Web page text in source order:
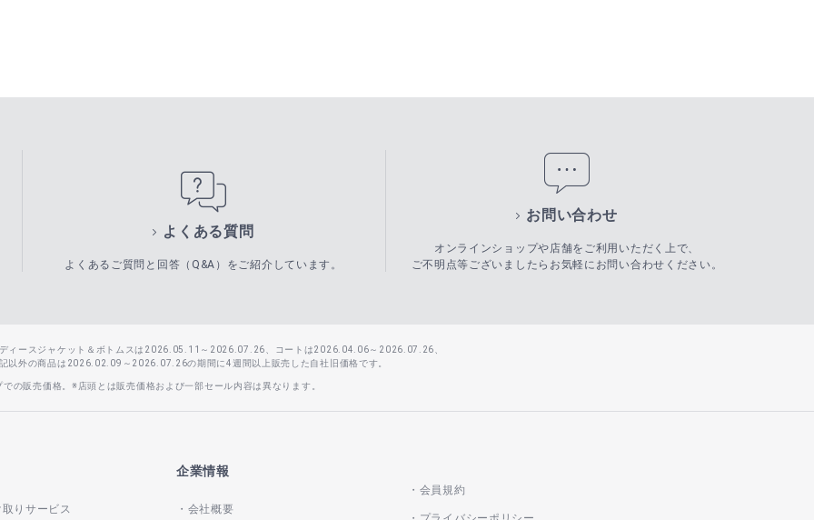
よくある質問
よくあるご質問と回答（Q&A）をご紹介しています。
お問い合わせ
オンラインショップや店舗をご利用いただく上で、
ご不明点等ございましたらお気軽にお問い合わせください。
ィースジャケット＆ボトムスは2026.05.11～2026.07.26、コートは2026.04.06～2026.07.26、
以外の商品は2026.02.09～2026.07.26の期間に4週間以上販売した自社旧価格です。
の販売価格。※店頭とは販売価格および一部セール内容は異なります。
りサービス
企業情報
会社概要
会員規約